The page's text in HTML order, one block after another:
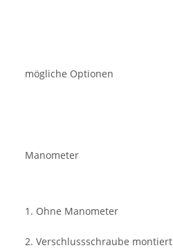
mögliche Optionen
Manometer
1. Ohne Manometer
2. Verschlussschraube montiert